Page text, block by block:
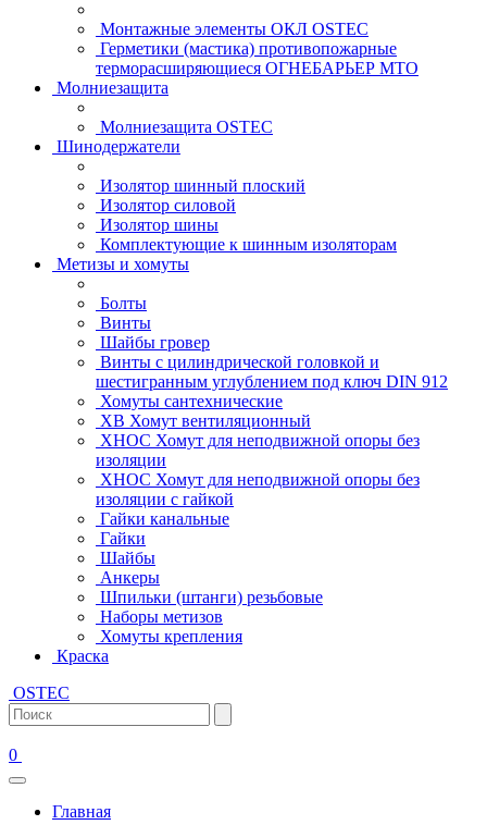
Монтажные элементы ОКЛ OSTEC
Герметики (мастика) противопожарные
терморасширяющиеся ОГНЕБАРЬЕР МТО
Молниезащита
Молниезащита OSTEC
Шинодержатели
Изолятор шинный плоский
Изолятор силовой
Изолятор шины
Комплектующие к шинным изоляторам
Метизы и хомуты
Болты
Винты
Шайбы гровер
Винты с цилиндрической головкой и
шестигранным углублением под ключ DIN 912
Хомуты сантехнические
ХВ Хомут вентиляционный
ХНОС Хомут для неподвижной опоры без
изоляции
ХНОС Хомут для неподвижной опоры без
изоляции с гайкой
Гайки канальные
Гайки
Шайбы
Анкеры
Шпильки (штанги) резьбовые
Наборы метизов
Хомуты крепления
Краска
OSTEC
0
Главная